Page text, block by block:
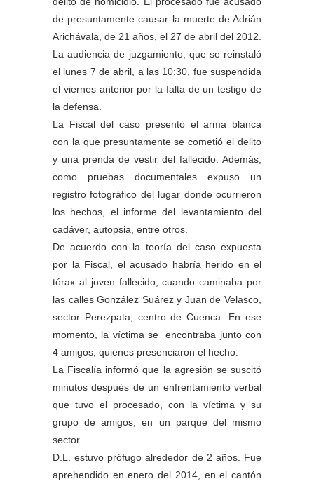
de presuntamente causar la muerte de Adrián
Arichávala, de 21 años, el 27 de abril del 2012.
La audiencia de juzgamiento, que se reinstaló
el lunes 7 de abril, a las 10:30, fue suspendida
el viernes anterior por la falta de un testigo de
la defensa.
La Fiscal del caso presentó el arma blanca
con la que presuntamente se cometió el delito
y una prenda de vestir del fallecido. Además,
como pruebas documentales expuso un
registro fotográfico del lugar donde ocurrieron
los hechos, el informe del levantamiento del
cadáver, autopsia, entre otros.
De acuerdo con la teoría del caso expuesta
por la Fiscal, el acusado habría herido en el
tórax al joven fallecido, cuando caminaba por
las calles González Suárez y Juan de Velasco,
sector Perezpata, centro de Cuenca. En ese
momento, la víctima se encontraba junto con
4 amigos, quienes presenciaron el hecho.
La Fiscalía informó que la agresión se suscitó
minutos después de un enfrentamiento verbal
que tuvo el procesado, con la víctima y su
grupo de amigos, en un parque del mismo
sector.
D.L. estuvo prófugo alrededor de 2 años. Fue
aprehendido en enero del 2014, en el cantón